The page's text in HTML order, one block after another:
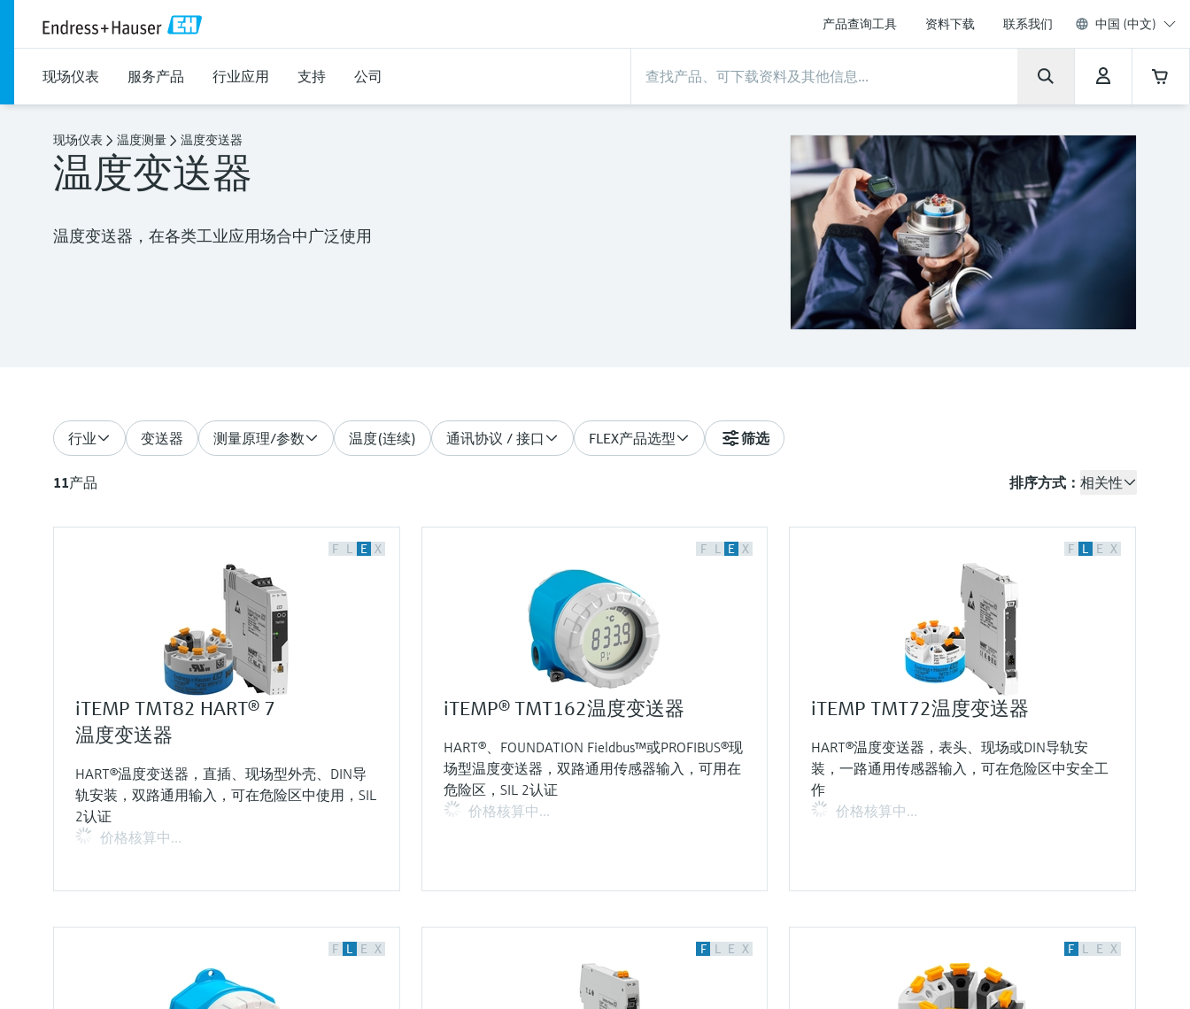
产品查询工具 资料下载 联系我们 中国 (中文)
现场仪表 服务产品 行业应用 支持 公司
现场仪表 温度测量 温度变送器
温度变送器
温度变送器，在各类工业应用场合中广泛使用
行业 变送器 测量原理/参数 温度(连续) 通讯协议 / 接口 FLEX产品选型 筛选
11产品 排序方式： 相关性
F L E X
iTEMP TMT82 HART® 7
温度变送器
HART®温度变送器，直插、现场型外壳、DIN导
轨安装，双路通用输入，可在危险区中使用，SIL
2认证
价格核算中…
F L E X
iTEMP® TMT162温度变送器
HART®、FOUNDATION Fieldbus™或PROFIBUS®现
场型温度变送器，双路通用传感器输入，可用在
危险区，SIL 2认证
价格核算中…
F L E X
iTEMP TMT72温度变送器
HART®温度变送器，表头、现场或DIN导轨安
装，一路通用传感器输入，可在危险区中安全工
作
价格核算中…
F L E X F L E X F L E X